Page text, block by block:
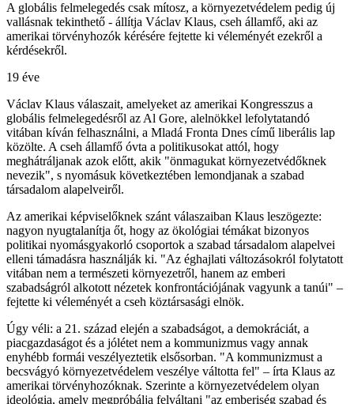
A globális felmelegedés csak mítosz, a környezetvédelem pedig új
vallásnak tekinthető - állítja Václav Klaus, cseh államfő, aki az
amerikai törvényhozók kérésére fejtette ki véleményét ezekről a
kérdésekről.
19 éve
Václav Klaus válaszait, amelyeket az amerikai Kongresszus a
globális felmelegedésről az Al Gore, alelnökkel lefolytatandó
vitában kíván felhasználni, a Mladá Fronta Dnes című liberális lap
közölte. A cseh államfő óvta a politikusokat attól, hogy
meghátráljanak azok előtt, akik "önmagukat környezetvédőknek
nevezik", s nyomásuk következtében lemondjanak a szabad
társadalom alapelveiről.
Az amerikai képviselőknek szánt válaszaiban Klaus leszögezte:
nagyon nyugtalanítja őt, hogy az ökológiai témákat bizonyos
politikai nyomásgyakorló csoportok a szabad társadalom alapelvei
elleni támadásra használják ki. "Az éghajlati változásokról folytatott
vitában nem a természeti környezetről, hanem az emberi
szabadságról alkotott nézetek konfrontációjának vagyunk a tanúi" –
fejtette ki véleményét a cseh köztársasági elnök.
Úgy véli: a 21. század elején a szabadságot, a demokráciát, a
piacgazdaságot és a jólétet nem a kommunizmus vagy annak
enyhébb formái veszélyeztetik elsősorban. "A kommunizmust a
becsvágyó környezetvédelem veszélye váltotta fel" – írta Klaus az
amerikai törvényhozóknak. Szerinte a környezetvédelem olyan
ideológia, amely megpróbálja felváltani "az emberiség szabad és